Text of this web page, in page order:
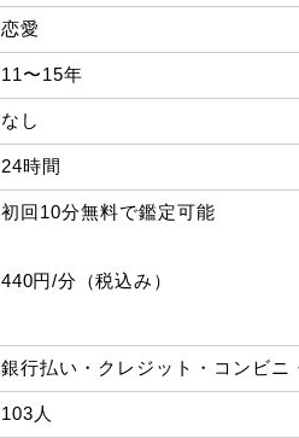
恋愛
11〜15年
なし
24時間
初回10分無料で鑑定可能
440円/分（税込み）
銀行払い・クレジット・コンビニ
103人